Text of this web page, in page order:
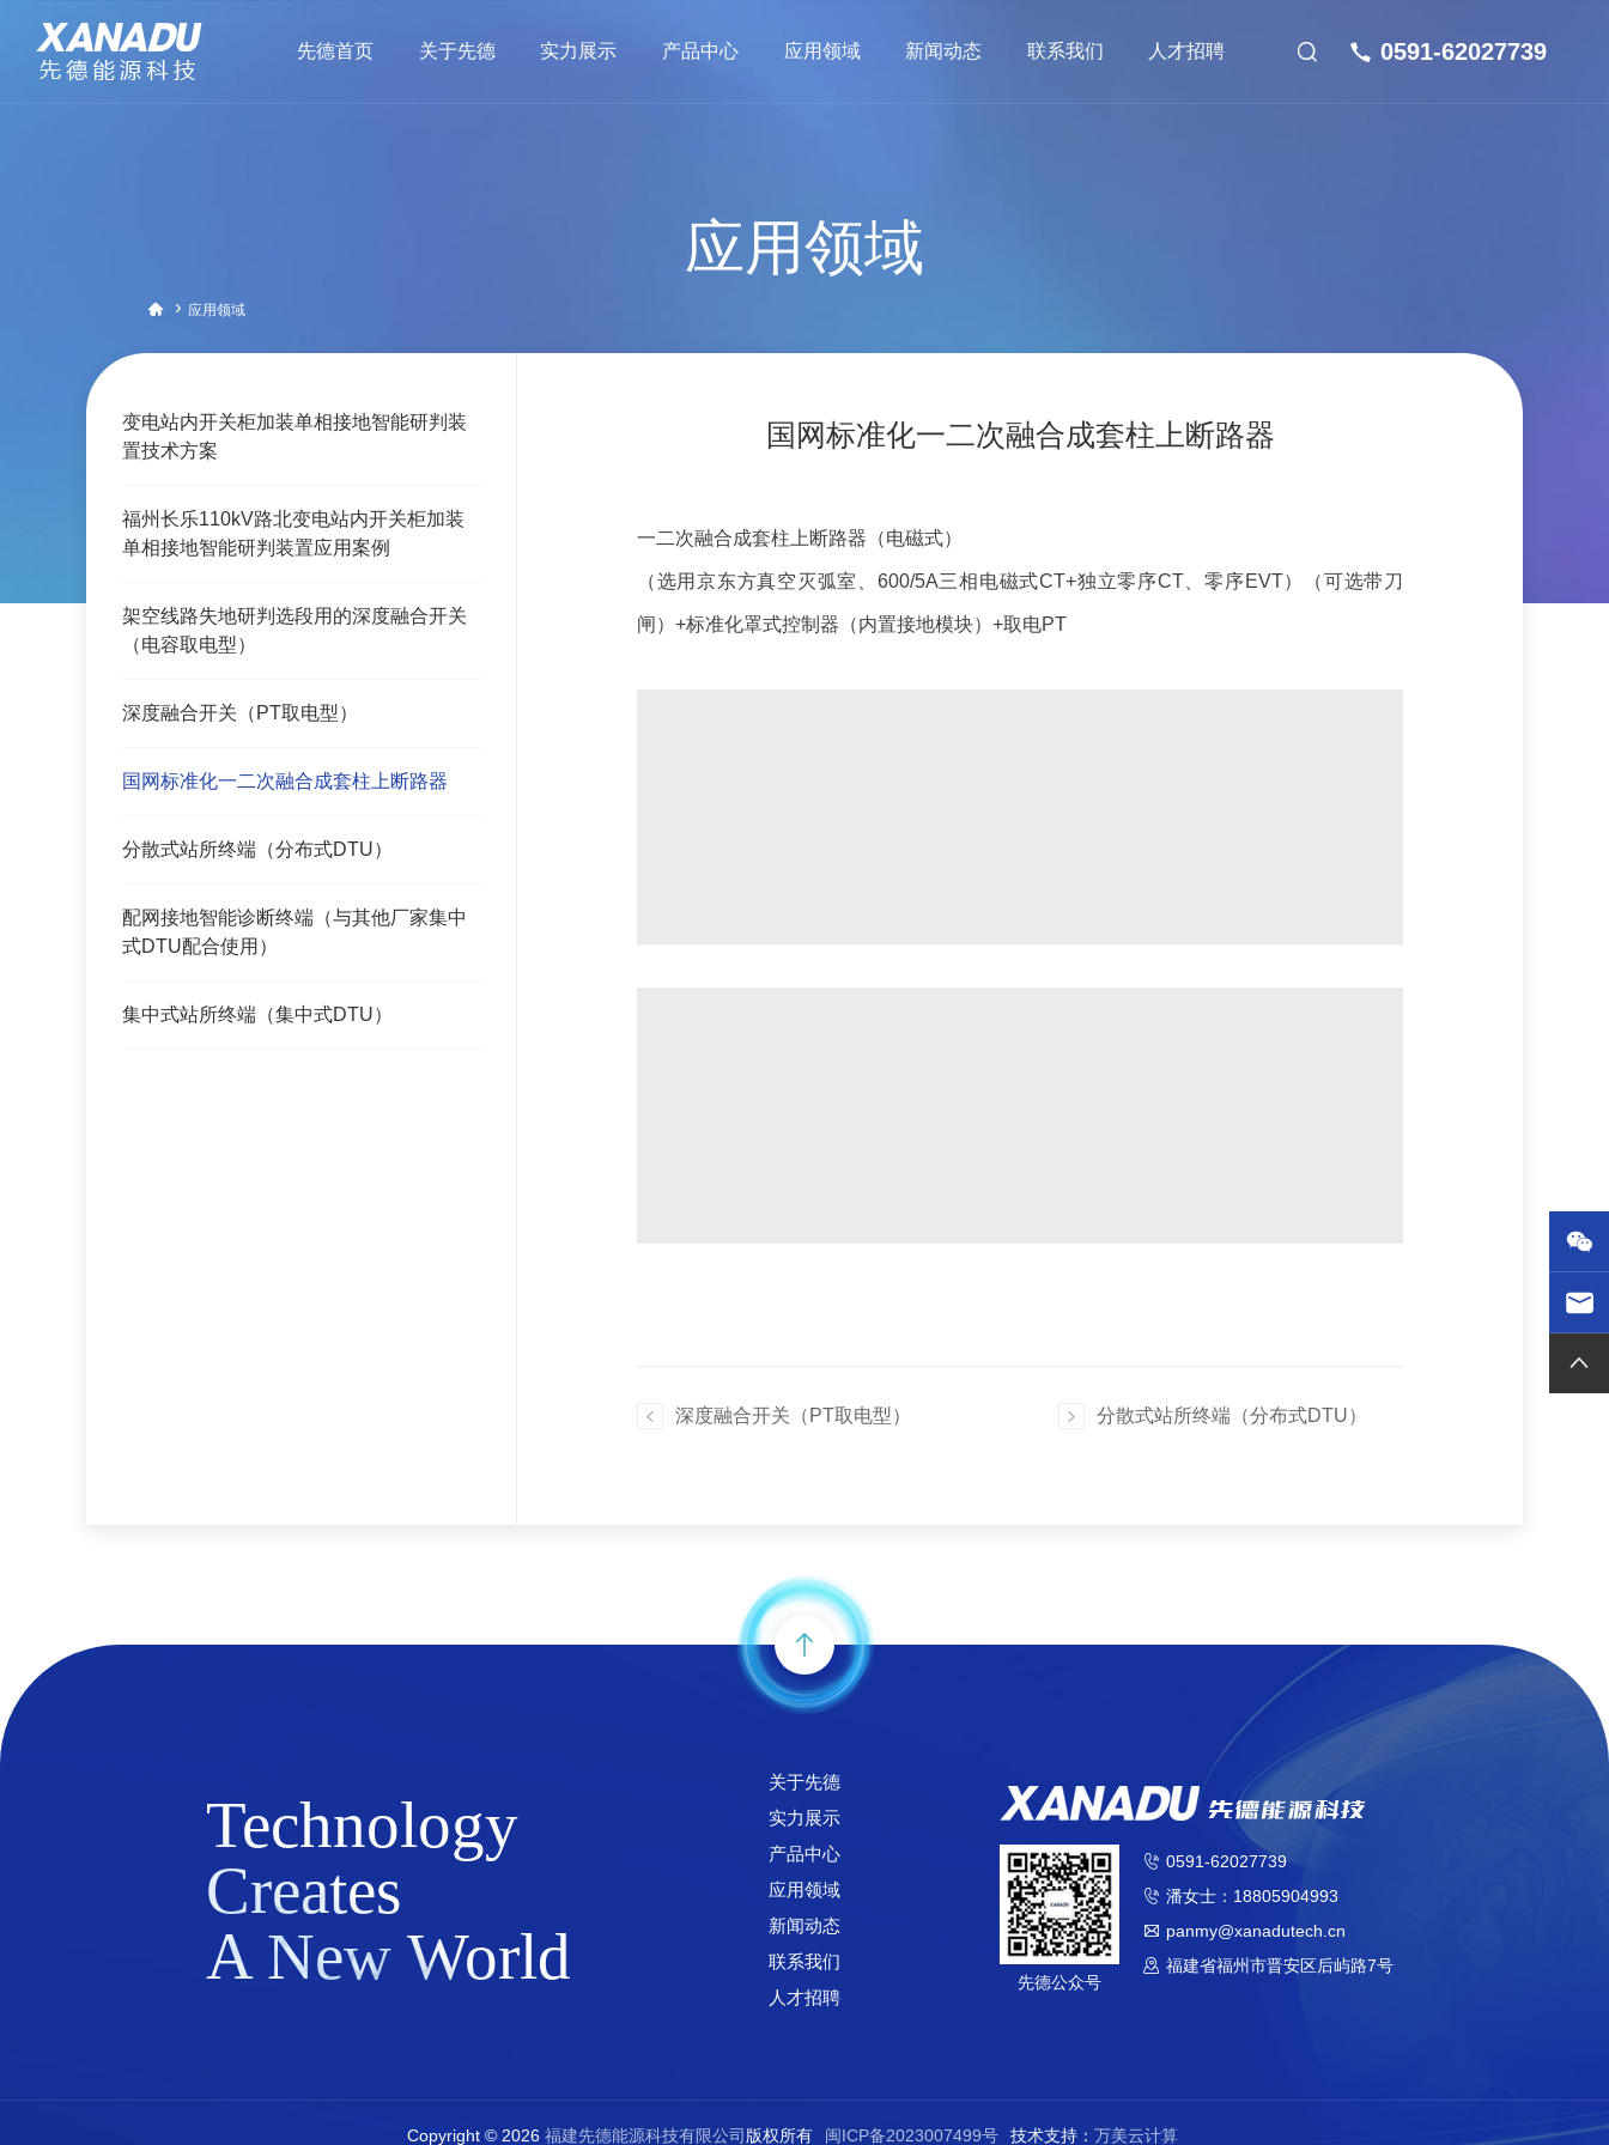
先德首页 关于先德 实力展示 产品中心 应用领域 新闻动态 联系我们 人才招聘  0591-62027739
应用领域
  应用领域
变电站内开关柜加装单相接地智能研判装
置技术方案
福州长乐110kV路北变电站内开关柜加装
单相接地智能研判装置应用案例
架空线路失地研判选段用的深度融合开关
（电容取电型）
深度融合开关（PT取电型）
国网标准化一二次融合成套柱上断路器
分散式站所终端（分布式DTU）
配网接地智能诊断终端（与其他厂家集中
式DTU配合使用）
集中式站所终端（集中式DTU）
国网标准化一二次融合成套柱上断路器
一二次融合成套柱上断路器（电磁式）
（选用京东方真空灭弧室、600/5A三相电磁式CT+独立零序CT、零序EVT）（可选带刀
闸）+标准化罩式控制器（内置接地模块）+取电PT
 深度融合开关（PT取电型）  分散式站所终端（分布式DTU）
Technology
Creates
A New World
关于先德
实力展示
产品中心
应用领域
新闻动态
联系我们
人才招聘
先德公众号
 0591-62027739
 潘女士：18805904993
 panmy@xanadutech.cn
 福建省福州市晋安区后屿路7号
Copyright © 2026 福建先德能源科技有限公司 版权所有 闽ICP备2023007499号 技术支持： 万美云计算
